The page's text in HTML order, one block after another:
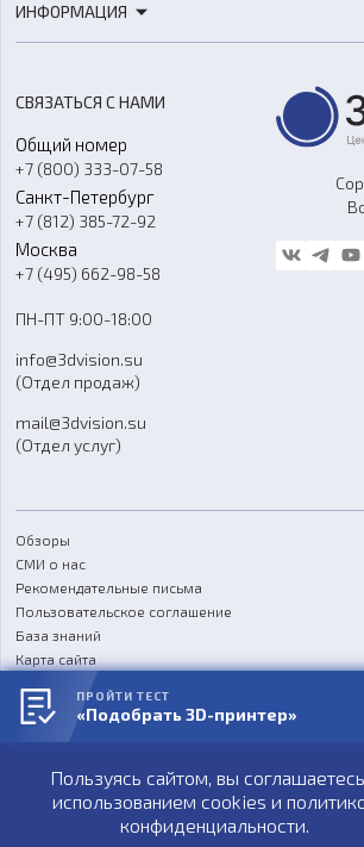
Расходные материалы
Оборудование и материалы для вакуумного
Аксессуары и прочее оборудование
Программное обеспечение
3D-моделирование
Ремонт и услуги
ИНФОРМАЦИЯ
О компании
Контакты
Гос. закупки
Стать дилером
Блог
FAQ
СВЯЗАТЬСЯ С НАМИ
Общий номер
+7 (800) 333-07-58
Санкт-Петербург
+7 (812) 385-72-92
Москва
+7 (495) 662-98-58
ПН-ПТ 9:00-18:00
info@3dvision.su
(Отдел продаж)
mail@3dvision.su
(Отдел услуг)
Обзоры
СМИ о нас
Рекомендательные письма
Пользовательское соглашение
База знаний
Карта сайта
Согласие на обработку персональных данных
Политика конфиденциальности
Публичная оферта
Пользуясь сайтом, вы
использованием cookies и
конфиденциальности.
ПРОЙТИ ТЕСТ
«Подобрать 3D-принтер»